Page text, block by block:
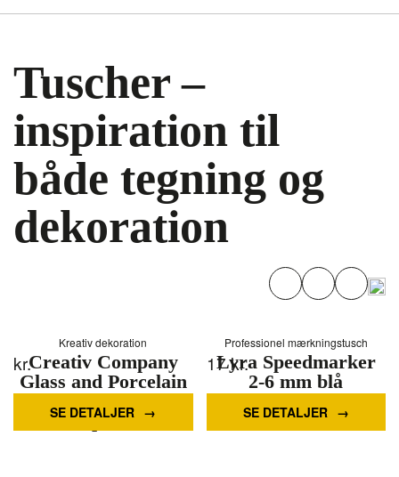
Tuscher –
inspiration til
både tegning og
dekoration
Kreativ dekoration
Creativ Company
Glass and Porcelain
Markers Colour
4pcs.
kr.
SE DETALJER
Professionel mærkningstusch
Lyra Speedmarker
2-6 mm blå
17kr.
SE DETALJER